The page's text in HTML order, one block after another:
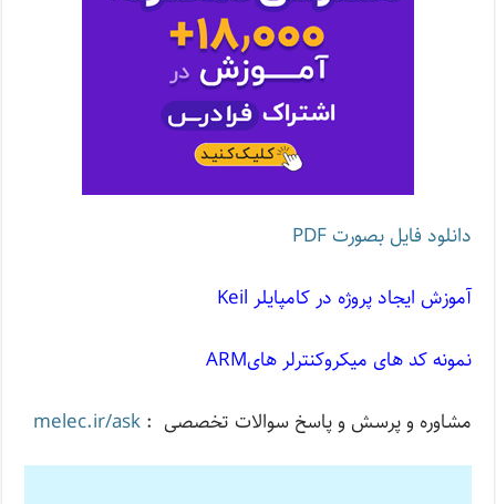
دانلود فایل بصورت PDF
آموزش ایجاد پروژه در کامپایلر Keil
نمونه کد های میکروکنترلر هایARM
مشاوره و پرسش و پاسخ سوالات تخصصی :melec.ir/ask